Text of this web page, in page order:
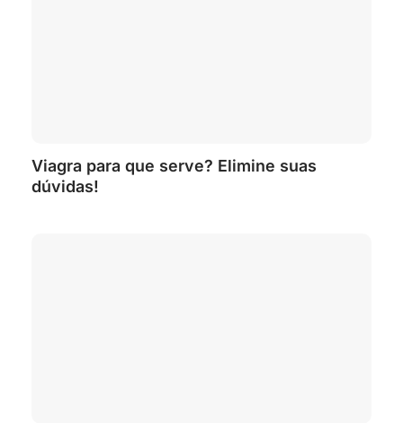
Viagra para que serve? Elimine suas
dúvidas!